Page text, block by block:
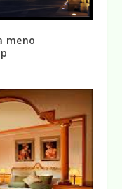
meno